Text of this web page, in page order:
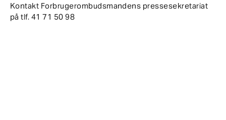
Kontakt Forbrugerombudsmandens pressesekretariat
på tlf. 41 71 50 98